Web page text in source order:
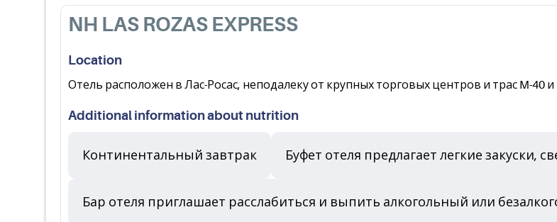
NH LAS ROZAS EXPRESS
Location
Отель расположен в Лас-Росас, неподалеку от крупных торговых центров и трас M-40 и
Additional information about nutrition
Континентальный завтрак Буфет отеля предлагает легкие закуски,
Бар отеля приглашает расслабиться и выпить алкогольный или